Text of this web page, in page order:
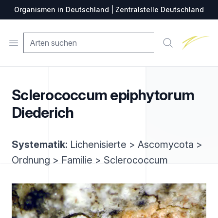
Organismen in Deutschland | Zentralstelle Deutschland
Open menu Suche
Sclerococcum epiphytorum
Diederich
Systematik: Lichenisierte > Ascomycota >
Ordnung > Familie > Sclerococcum